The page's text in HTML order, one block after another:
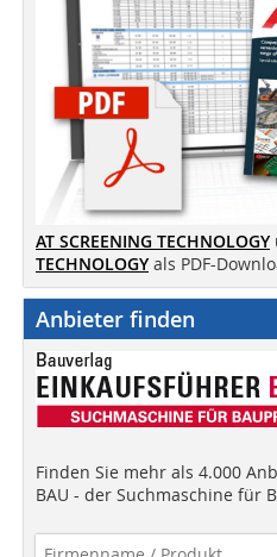
AT SCREENING TECHNOLOGY
TECHNOLOGY als PDF-
Anbieter finden
Finden Sie mehr als 4.000
BAU - der Suchmaschine für